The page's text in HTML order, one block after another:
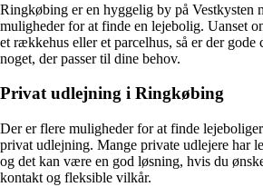
Ringkøbing er en hyggelig by på Vestkysten
muligheder for at finde en lejebolig. Uanset
et rækkehus eller et parcelhus, så er der gode
noget, der passer til dine behov.
Privat udlejning i Ringkøbing
Der er flere muligheder for at finde
privat udlejning. Mange private udlejere har
og det kan være en god løsning, hvis du
kontakt og fleksible vilkår.